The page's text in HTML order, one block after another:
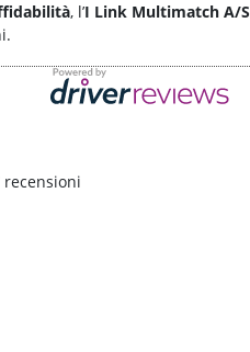
, l’I Link Multimatch A/S
recensioni